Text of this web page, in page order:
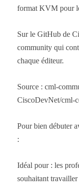
format KVM pour
Sur le GitHub de
community qui
chaque éditeur.
Source : cml-
CiscoDevNet/cml-
Pour bien débuter
:
Idéal pour : les
souhaitant